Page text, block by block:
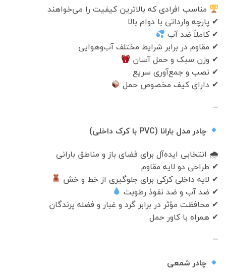
مناسب افرادی که بالاترین کیفیت را می‌خواهند
✔ پارچه وارداتی با دوام بالا
✔ کاملاً ضد آب
✔ مقاوم در برابر شرایط مختلف آب‌وهوایی
✔ وزن سبک و حمل آسان
✔ نصب و جمع‌آوری سریع
✔ دارای کیف مخصوص حمل
—
چادر مدل بارانا (PVC با کرک داخلی)
🌧 انتخابی ایده‌آل برای فضای باز و مناطق بارانی
✔ طراحی دو لایه مقاوم
✔ لایه داخلی کرکی برای جلوگیری از خط و خش
✔ ضد آب و ضد نفوذ رطوبت
✔ محافظت مؤثر در برابر گرد و غبار و فضله پرندگان
✔ همراه با کاور حمل
—
چادر شمعی